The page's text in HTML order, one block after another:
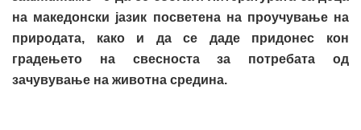
на македонски јазик посветена на проучување на
природата, како и да се даде придонес кон
градењето на свесноста за потребата од
зачувување на животна средина.